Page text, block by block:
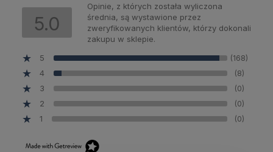
5.0
Opinie, z których została wyliczona
średnia, są wystawione przez
zweryfikowanych klientów, którzy dokonali
zakupu w sklepie.
5
(168)
4 (8)
3 (0)
2 (0)
1 (0)